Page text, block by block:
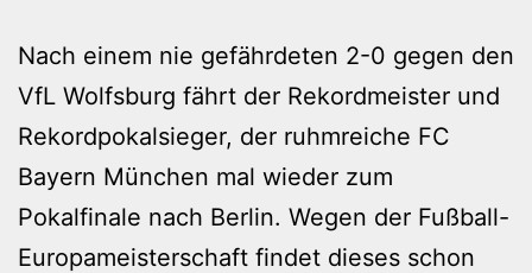
Nach einem nie gefährdeten 2-0 gegen den
VfL Wolfsburg fährt der Rekordmeister und
Rekordpokalsieger, der ruhmreiche FC
Bayern München mal wieder zum
Pokalfinale nach Berlin. Wegen der Fußball-
Europameisterschaft findet dieses schon